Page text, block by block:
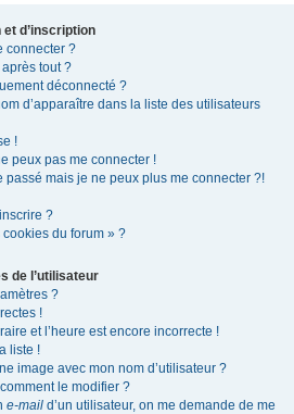
d’inscription
connecter ?
tout ?
déconnecté ?
d’apparaître dans la liste des utilisateurs
!
peux pas me connecter !
passé mais je ne peux plus me connecter ?!
?
du forum » ?
de l’utilisateur
?
!
et l’heure est encore incorrecte !
liste !
image avec mon nom d’utilisateur ?
le modifier ?
e-mail d’un utilisateur, on me demande de me